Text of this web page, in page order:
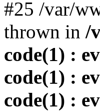
#25 /var/
thrown in /
code(1) :
code(1) :
code(1) :